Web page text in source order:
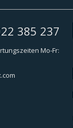
385 237
Mo-Fr: